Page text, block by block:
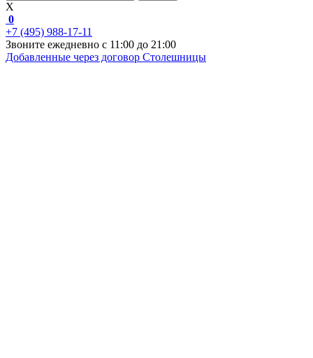
X
0
+7 (495) 988-17-11
Звоните ежедневно с 11:00 до 21:00
Добавленные через договор Столешницы